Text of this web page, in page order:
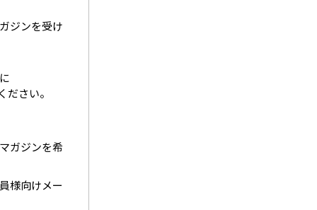
ジンを受け
さい。
ガジンを希
様向けメー